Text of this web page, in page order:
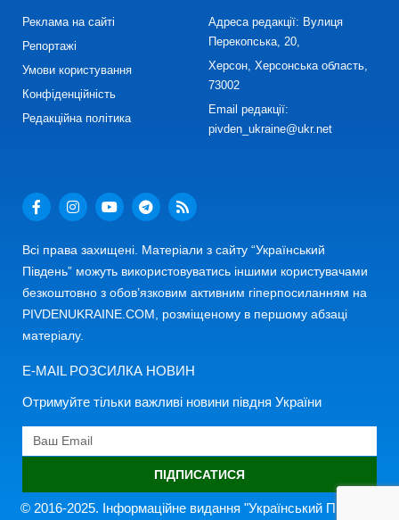
Реклама на сайті
Репортажі
Умови користування
Конфіденційність
Редакційна політика
Адреса редакції: Вулиця
Перекопська, 20,
Херсон, Херсонська область,
73002
Email редакції:
pivden_ukraine@ukr.net
Всі права захищені. Матеріали з сайту “Український
Південь” можуть використовуватись іншими користувачами
безкоштовно з обов’язковим активним гіперпосиланням на
PIVDENUKRAINE.COM, розміщеному в першому абзаці
матеріалу.
E-MAIL РОЗСИЛКА НОВИН
Отримуйте тільки важливі новини півдня України
ПІДПИСАТИСЯ
© 2016-2025. Інформаційне видання "Український Південь"